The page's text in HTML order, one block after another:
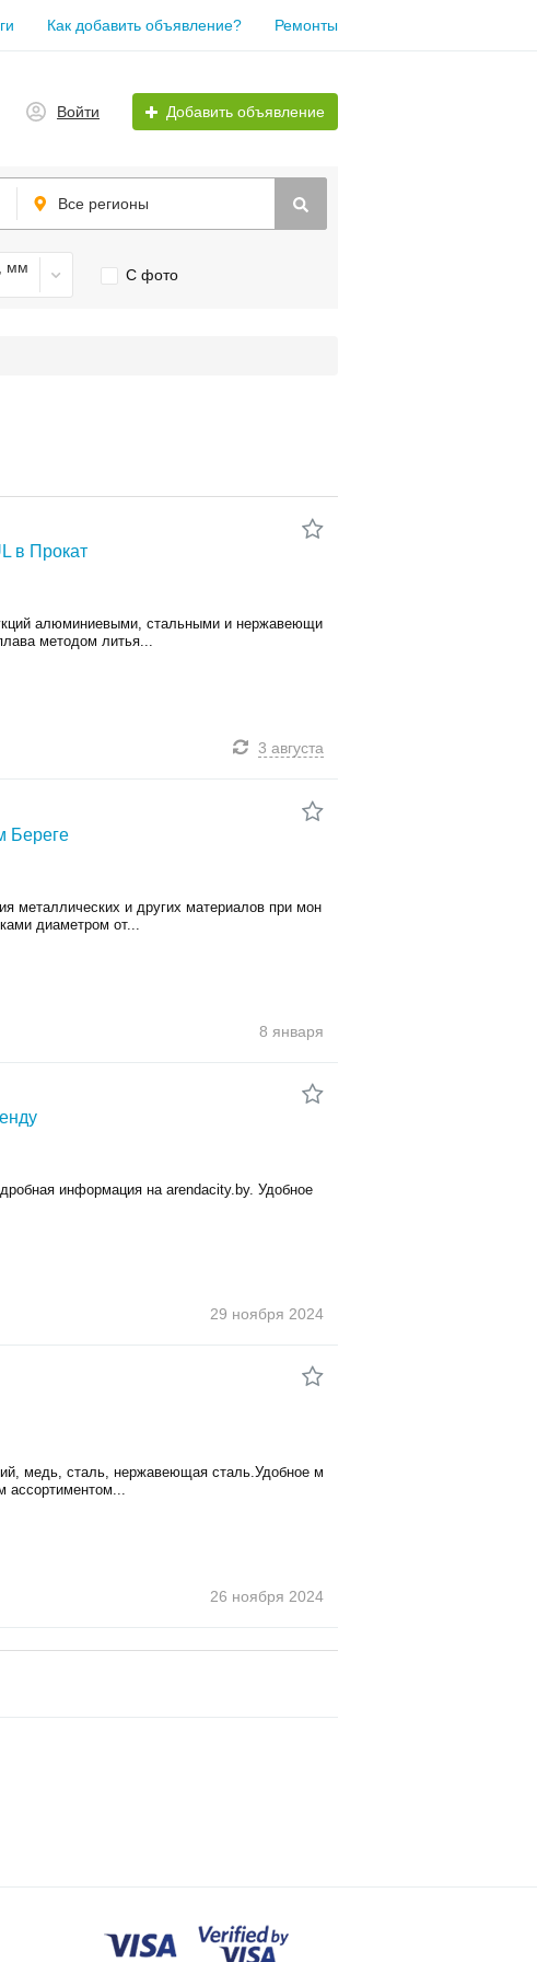
Как добавить объявление? Ремонты
Войти Добавить объявление
Все регионы
мм
С фото
в Прокат
алюминиевыми, стальными и нержавеющи
методом литья...
3 августа
Береге
металлических и других материалов при мон
диаметром от...
8 января
информация на arendacity.by. Удобное
29 ноября 2024
медь, сталь, нержавеющая сталь.Удобное м
ассортиментом...
26 ноября 2024